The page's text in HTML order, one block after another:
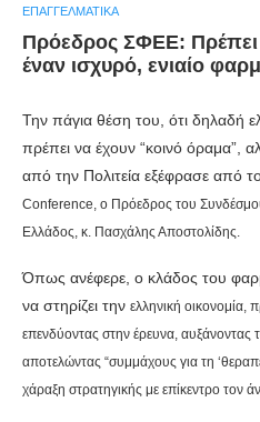
ΕΠΑΓΓΕΛΜΑΤΙΚΆ
Πρόεδρος ΣΦΕΕ:
έναν ισχυρό, ενιαίο
Την πάγια θέση του, ότι δηλαδή
πρέπει να έχουν “κοινό όραμα”,
από την Πολιτεία εξέφρασε από
Conference, ο Πρόεδρος του
Ελλάδος, κ. Πασχάλης Αποστολίδης.
Όπως ανέφερε, ο κλάδος του
να στηρίζει την ελληνική οικονομία,
επενδύοντας στην έρευνα, αυξάνοντας
αποτελώντας “συμμάχους για τη
χάραξη στρατηγικής με επίκεντρο τον